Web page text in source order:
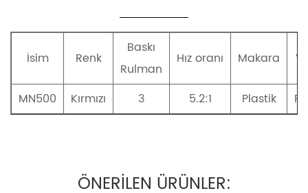
İsim Renk
Baskı
Rulman
Hız oranı Makara
MN500 Kırmızı 3 5.2:1 Plastik
ÖNERİLEN ÜRÜNLER: